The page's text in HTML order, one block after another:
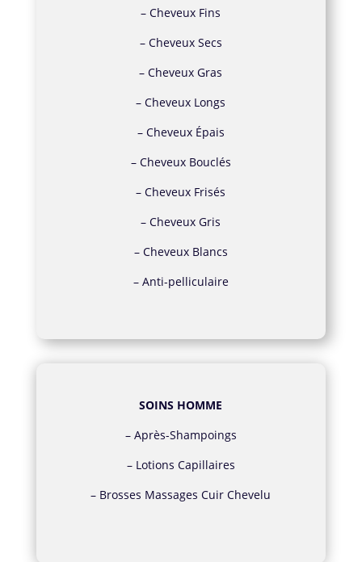
–Cheveux Fins
– Cheveux Secs
–Cheveux Gras
–Cheveux Longs
– Cheveux Épais
– Cheveux Bouclés
–Cheveux Frisés
–Cheveux Gris
– Cheveux Blancs
– Anti-pelliculaire
SOINS HOMME
– Après-Shampoings
– Lotions Capillaires
– Brosses Massages Cuir Chevelu